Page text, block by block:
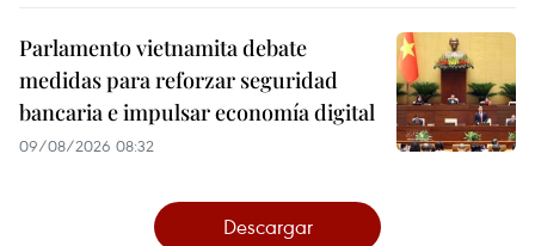
Parlamento vietnamita debate
medidas para reforzar seguridad
bancaria e impulsar economía digital
09/08/2026 08:32
Descargar